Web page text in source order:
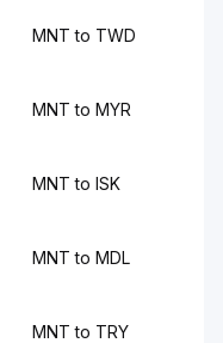
MNT to TWD
MNT to MYR
MNT to ISK
MNT to MDL
MNT to TRY